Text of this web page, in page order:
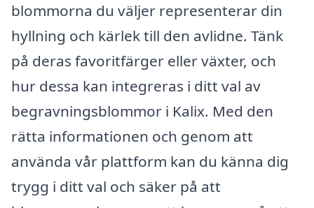
blommorna du väljer representerar din
hyllning och kärlek till den avlidne. Tänk
på deras favoritfärger eller växter, och
hur dessa kan integreras i ditt val av
begravningsblommor i Kalix. Med den
rätta informationen och genom att
använda vår plattform kan du känna dig
trygg i ditt val och säker på att